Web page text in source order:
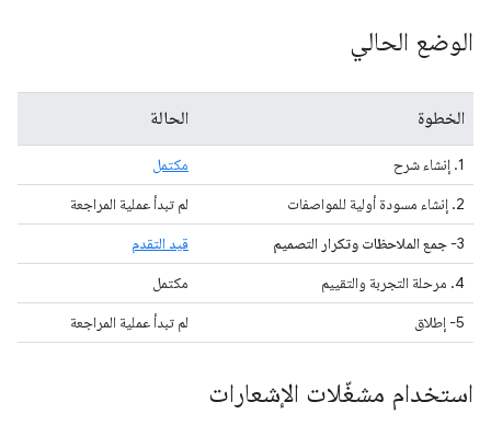
الوضع الحالي
الخطوة الحالة
1. إنشاء شرح
مكتمل
2. إنشاء مسودة أولية للمواصفات
لم تبدأ عملية المراجعة
3- جمع الملاحظات وتكرار التصميم
قيد التقدم
4. مرحلة التجربة والتقييم
مكتمل
5- إطلاق
لم تبدأ عملية المراجعة
استخدام مشغّلات الإشعارات